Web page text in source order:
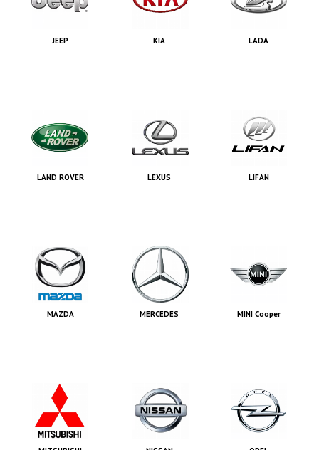
JEEP KIA LADA
LAND ROVER LEXUS LIFAN
MAZDA MERCEDES MINI Cooper